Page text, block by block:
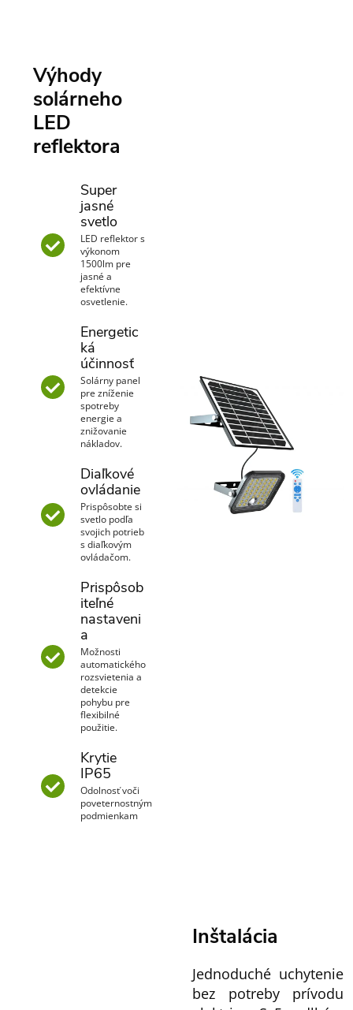
Výhody
solárneho
LED
reflektora
Super
jasné
svetlo
LED reflektor s
výkonom
1500lm pre
jasné a
efektívne
osvetlenie.
Energetic
ká
účinnosť
Solárny panel
pre zníženie
spotreby
energie a
znižovanie
nákladov.
Diaľkové
ovládanie
Prispôsobte si
svetlo podľa
svojich potrieb
s diaľkovým
ovládačom.
Prispôsob
iteľné
nastaveni
a
Možnosti
automatického
rozsvietenia a
detekcie
pohybu pre
flexibilné
použitie.
Krytie
IP65
Odolnosť voči
poveternostným
podmienkam
Inštalácia
Jednoduché uchytenie
bez potreby prívodu